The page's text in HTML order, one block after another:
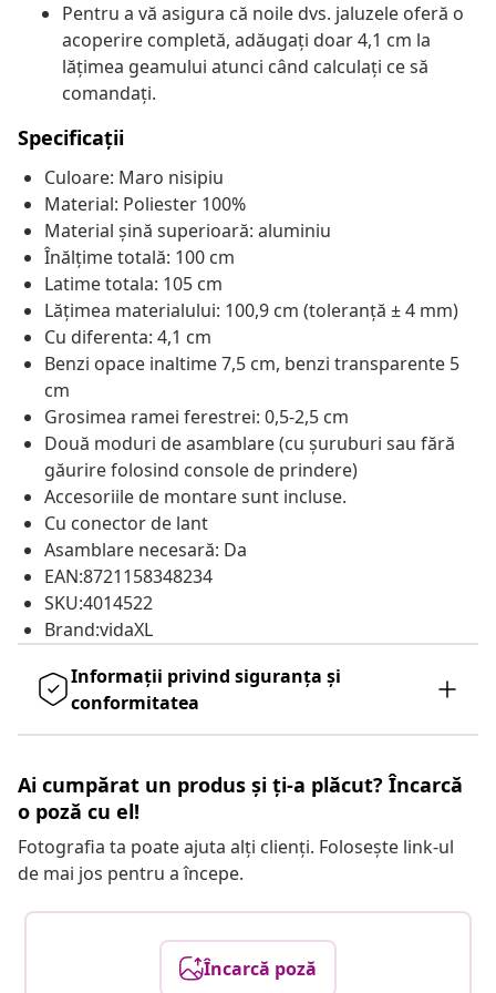
Pentru a vă asigura că noile dvs. jaluzele oferă o
acoperire completă, adăugați doar 4,1 cm la
lățimea geamului atunci când calculați ce să
comandați.
Specificații
Culoare: Maro nisipiu
Material: Poliester 100%
Material șină superioară: aluminiu
Înălțime totală: 100 cm
Latime totala: 105 cm
Lățimea materialului: 100,9 cm (toleranță ± 4 mm)
Cu diferenta: 4,1 cm
Benzi opace inaltime 7,5 cm, benzi transparente 5
cm
Grosimea ramei ferestrei: 0,5-2,5 cm
Două moduri de asamblare (cu șuruburi sau fără
găurire folosind console de prindere)
Accesoriile de montare sunt incluse.
Cu conector de lant
Asamblare necesară: Da
EAN:8721158348234
SKU:4014522
Brand:vidaXL
Informații privind siguranța și
conformitatea
Ai cumpărat un produs și ți-a plăcut? Încarcă
o poză cu el!
Fotografia ta poate ajuta alți clienți. Folosește link-ul
de mai jos pentru a începe.
Încarcă poză